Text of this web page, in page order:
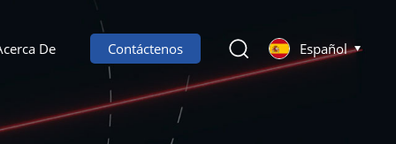
De Contáctenos Español